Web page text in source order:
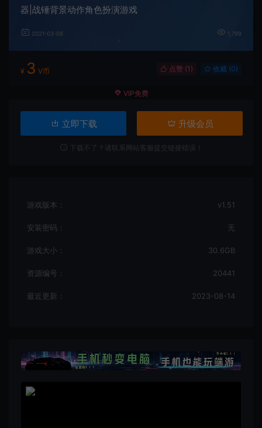
器|战锤背景动作角色扮演游戏
2021-03-08 1,799
¥ 3 V币 点赞 (1 ) 收藏 (0)
VIP免费
立即下载 升级会员
下载不了？请联系网站客服提交链接错误！
游戏版本： v1.51
安装密码： 无
游戏大小： 30.6GB
资源编号： 20441
最近更新： 2023-08-14